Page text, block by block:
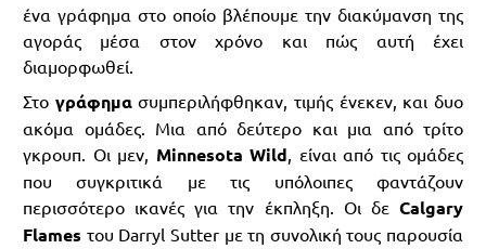
ένα γράφημα στο οποίο βλέπουμε την διακύμανση της
αγοράς μέσα στον χρόνο και πώς αυτή έχει
διαμορφωθεί.
Στο γράφημασυμπεριλήφθηκαν, τιμής ένεκεν, και δυο
ακόμα ομάδες. Μια από δεύτερο και μια από τρίτο
γκρουπ. Οι μεν, Minnesota Wild, είναι από τις ομάδες
που συγκριτικά με τις υπόλοιπες φαντάζουν
περισσότερο ικανές για την έκπληξη. Οι δε Calgary
Flames του Darryl Sutter με τη συνολική τους παρουσία